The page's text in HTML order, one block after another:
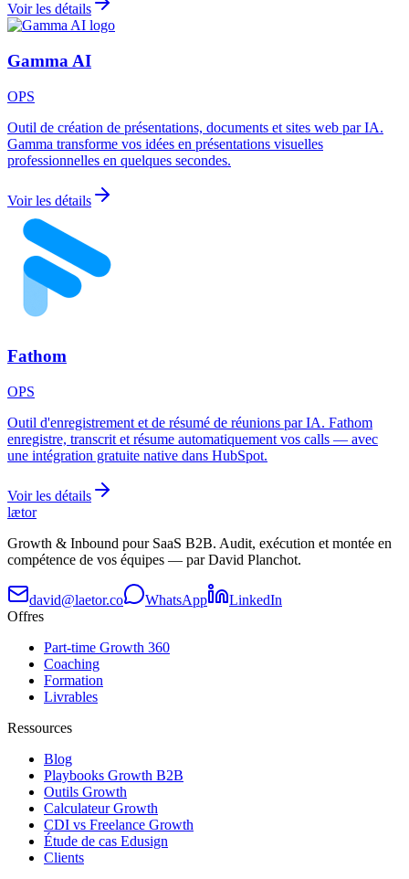
Voir les détails
Gamma AI
OPS
Outil de création de présentations, documents et sites web par IA.
Gamma transforme vos idées en présentations visuelles
professionnelles en quelques secondes.
Voir les détails
Fathom
OPS
Outil d'enregistrement et de résumé de réunions par IA. Fathom
enregistre, transcrit et résume automatiquement vos calls — avec
une intégration gratuite native dans HubSpot.
Voir les détails
lætor
Growth & Inbound pour SaaS B2B. Audit, exécution et montée en
compétence de vos équipes — par David Planchot.
david@laetor.co WhatsApp
LinkedIn
Offres
Part-time Growth 360
Coaching
Formation
Livrables
Ressources
Blog
Playbooks Growth B2B
Outils Growth
Calculateur Growth
CDI vs Freelance Growth
Étude de cas Edusign
Clients